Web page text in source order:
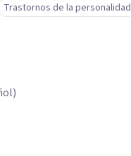
Trastornos de la personalidad